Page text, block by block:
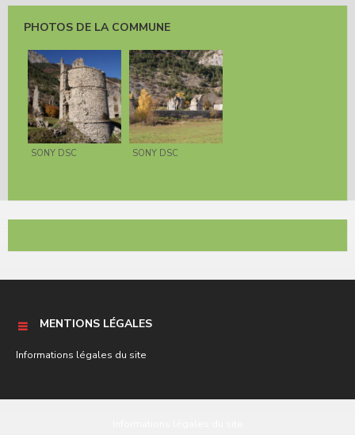
PHOTOS DE LA COMMUNE
SONY DSC SONY DSC
MENTIONS LÉGALES
Informations légales du site